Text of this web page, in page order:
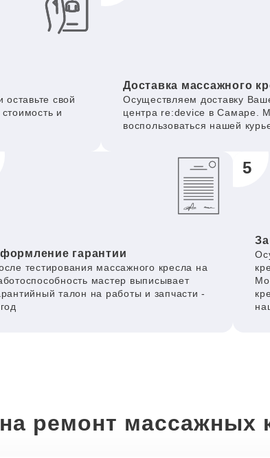
свой
и
Доставка массажного
Осуществляем доставку
центра re:device в Самаре.
воспользоваться нашей
гарантии
тестирования массажного кресла на
мастер выписывает
талон на работы и запчасти -
5
ремонт массажных